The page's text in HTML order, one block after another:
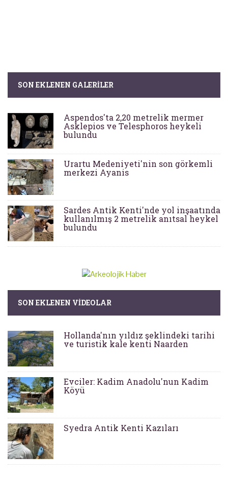
SON EKLENEN GALERILER
Aspendos'ta 2,20 metrelik mermer
Asklepios ve Telesphoros heykeli
bulundu
Urartu Medeniyeti'nin son görkemli
merkezi Ayanis
Sardes Antik Kenti'nde yol inşaatında
kullanılmış 2 metrelik anıtsal heykel
bulundu
SON EKLENEN VIDEOLAR
Hollanda'nın yıldız şeklindeki tarihi
ve turistik kale kenti Naarden
Evciler: Kadim Anadolu'nun Kadim
Köyü
Syedra Antik Kenti Kazıları